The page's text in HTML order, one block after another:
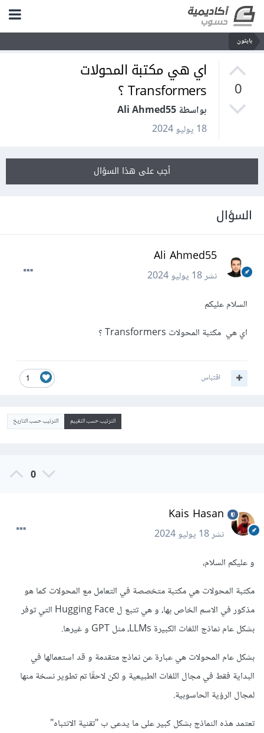
بايثون
0
اي هي مكتبة المحولات
Transformers ؟
بواسطة Ali Ahmed55
18 يوليو 2024
أجب على هذا السؤال
السؤال
Ali Ahmed55
نشر18 يوليو 2024
السلام عليكم
اي هي مكتبة المحولات Transformers ؟
1 اقتباس
الترتيب حسب التقييم الترتيب حسب التاريخ
0
Kais Hasan
نشر18 يوليو 2024
و عليكم السلام،
مكتبة المحولات هي مكتبة متخصصة في التعامل مع المحولات كما هو
مذكور في الاسم الخاص بها، و هي تتبع ل Hugging Face التي توفر
بشكل عام نماذج اللغات الكبيرة LLMs، مثل GPT و غيرها.
بشكل عام المحولات هي عبارة عن نماذج متقدمة و قد استعمالها في
البداية فقط في مجال اللغات الطبيعية و لكن لاحقًا تم تطوير نسخة منها
لمجال الرؤية الحاسوبية.
تعتمد هذه النماذج بشكل كبير على ما يدعى ب "تقنية الانتباه"